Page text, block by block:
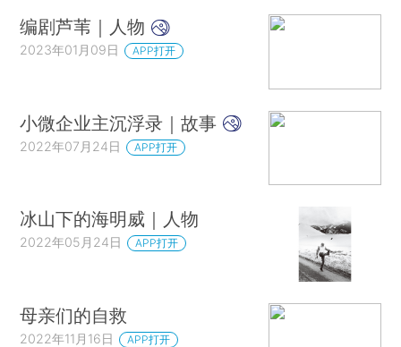
编剧芦苇｜人物
2023年01月09日 APP打开
小微企业主沉浮录｜故事
2022年07月24日 APP打开
冰山下的海明威｜人物
2022年05月24日 APP打开
母亲们的自救
2022年11月16日 APP打开